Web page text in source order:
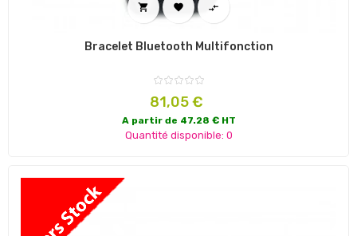
  
Bracelet Bluetooth Multifonction
Prix
81,05 €
A partir de 47.28 € HT
Quantité disponible: 0